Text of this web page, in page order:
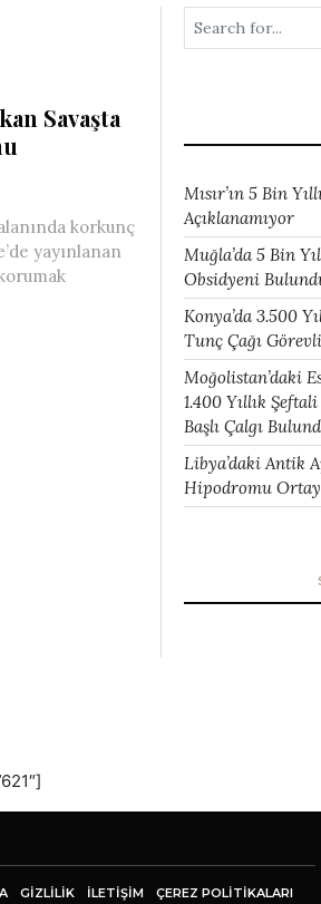
Savaşta
korkunç
yayınlanan
Mısır’ın 5 Bin
Açıklanamıyor
Muğla’da 5 Bin
Obsidyeni
Konya’da 3.500
Tunç Çağı
Moğolistan’daki
1.400 Yıllık
Başlı Çalgı
Libya’daki Antik
Hipodromu
GİZLİLİK İLETIŞIM ÇEREZ POLITIKALARI